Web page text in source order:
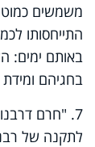
משמשים
התייחסותו
באותם ימים:
בחגיהם
7. "חרם דרבנו גרשום"
לתקנה של